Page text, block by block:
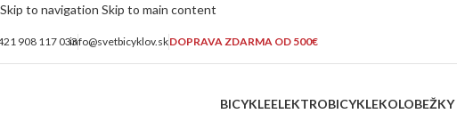
Skip to navigation Skip to main content
908 117 033info@svetbicyklov.skDOPRAVA ZDARMA OD 500€
BICYKLEELEKTROBICYKLE